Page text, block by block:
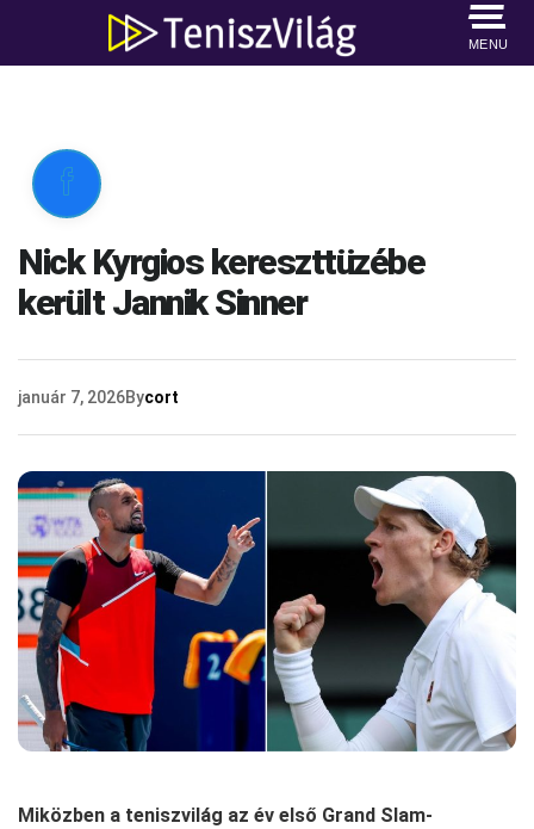
MENU

Nick Kyrgios kereszttüzébe
került Jannik Sinner
január 7, 2026Bycort
Miközben a teniszvilág az év első Grand Slam-